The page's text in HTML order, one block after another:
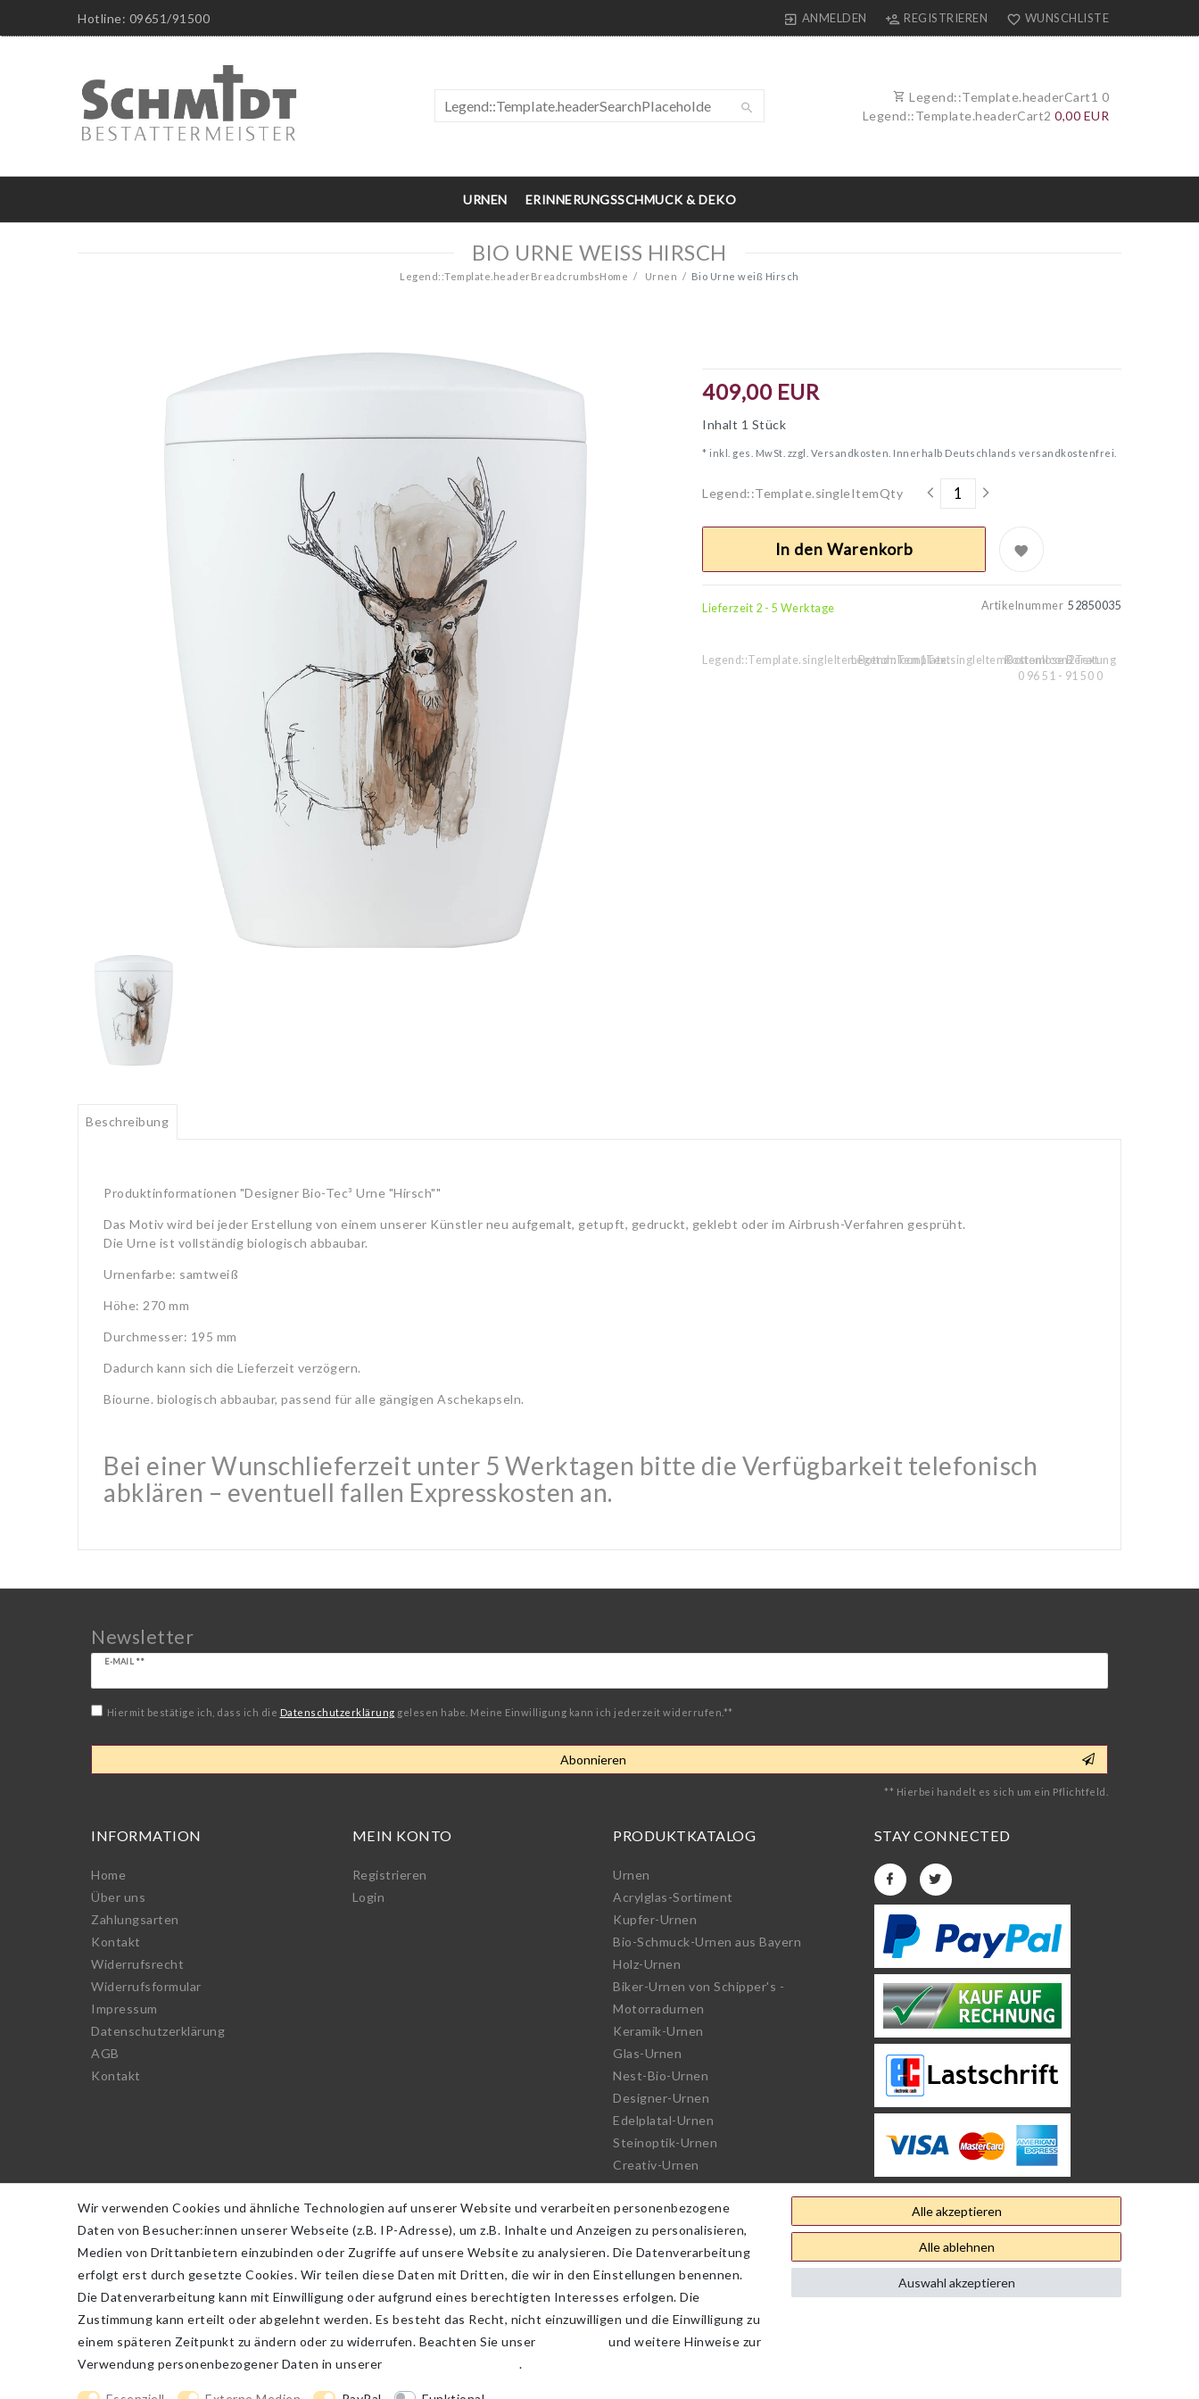
Hotline: 09651/91500 ANMELDEN REGISTRIEREN WUNSCHLISTE
Legend::Template.headerCart1 0
Legend::Template.headerCart2 0,00 EUR
URNEN ERINNERUNGSSCHMUCK & DEKO
BIO URNE WEISS HIRSCH
Legend::Template.headerBreadcrumbsHome Urnen Bio Urne weiß Hirsch
409,00 EUR
Inhalt 1 Stück
* inkl. ges. MwSt. zzgl. Versandkosten. Innerhalb Deutschlands versandkostenfrei.
Legend::Template.singleItemQty
In den Warenkorb
Lieferzeit 2 - 5 Werktage Artikelnummer 52850035
Legend::Template.singleItemBottomIcon1TextLegend::Template.singleItemBottomIcon2Text
Kostenlose Beratung
0 96 51 - 91 50 0
Beschreibung
Produktinformationen "Designer Bio-Tec³ Urne "Hirsch""
Das Motiv wird bei jeder Erstellung von einem unserer Künstler neu aufgemalt, getupft, gedruckt, geklebt oder im Airbrush-Verfahren gesprüht.
Die Urne ist vollständig biologisch abbaubar.
Urnenfarbe: samtweiß
Höhe: 270 mm
Durchmesser: 195 mm
Dadurch kann sich die Lieferzeit verzögern.
Biourne. biologisch abbaubar, passend für alle gängigen Aschekapseln.
Bei einer Wunschlieferzeit unter 5 Werktagen bitte die Verfügbarkeit telefonisch
abklären – eventuell fallen Expresskosten an.
Newsletter
E-MAIL **
Newsletter
Honig
Hiermit bestätige ich, dass ich die Daten­schutz­erklärung gelesen habe. Meine Einwilligung kann ich jederzeit widerrufen.**
Abonnieren
** Hierbei handelt es sich um ein Pflichtfeld.
INFORMATION
Home
Über uns
Zahlungsarten
Kontakt
Widerrufs­recht
Widerrufs­formular
Impressum
Daten­schutz­erklärung
AGB
Kontakt
MEIN KONTO
Registrieren
Login
PRODUKTKATALOG
Urnen
Acrylglas-Sortiment
Kupfer-Urnen
Bio-Schmuck-Urnen aus Bayern
Holz-Urnen
Biker-Urnen von Schipper's -
Motorradurnen
Keramik-Urnen
Glas-Urnen
Nest-Bio-Urnen
Designer-Urnen
Edelplatal-Urnen
Steinoptik-Urnen
Creativ-Urnen
See-Urnen
Bio-Urnen
Haute Couture Urnen
STAY CONNECTED
Impressum Daten­schutz­erklärung Barrierefreiheitserklärung
Wir verwenden Cookies und ähnliche Technologien auf unserer Website und verarbeiten personenbezogene
Daten von Besucher:innen unserer Webseite (z.B. IP-Adresse), um z.B. Inhalte und Anzeigen zu personalisieren,
Medien von Drittanbietern einzubinden oder Zugriffe auf unsere Website zu analysieren. Die Datenverarbeitung
erfolgt erst durch gesetzte Cookies. Wir teilen diese Daten mit Dritten, die wir in den Einstellungen benennen.
Die Datenverarbeitung kann mit Einwilligung oder aufgrund eines berechtigten Interesses erfolgen. Die
Zustimmung kann erteilt oder abgelehnt werden. Es besteht das Recht, nicht einzuwilligen und die Einwilligung zu
einem späteren Zeitpunkt zu ändern oder zu widerrufen. Beachten Sie unser
und weitere Hinweise zur
Verwendung personenbezogener Daten in unserer
.
Alle akzeptieren
Alle ablehnen
Auswahl akzeptieren